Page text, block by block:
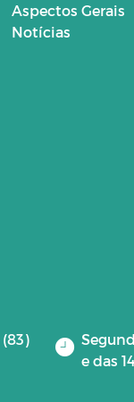
Aspectos Gerais
Notícias
e das